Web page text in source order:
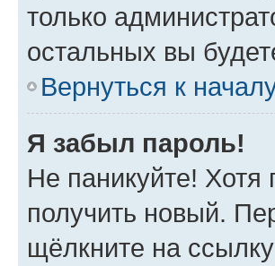
только
остальных вы
Вернуться к
Я забыл пароль!
Не паникуйте! Хотя
получить новый.
щёлкните на ссылку